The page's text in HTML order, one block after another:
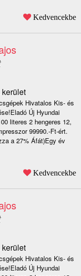
Kedvencekbe
Hivatalos Kis- és
Új Hyundai
literes 2 hengeres 12,
99990.-Ft-ért.
a 27% Áfát)Egy év
Kedvencekbe
Hivatalos Kis- és
Új Hyundai